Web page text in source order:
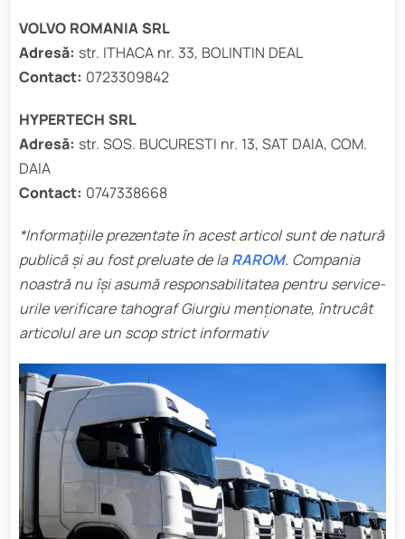
VOLVO ROMANIA SRL
Adresă: str. ITHACA nr. 33, BOLINTIN DEAL
Contact: 0723309842
HYPERTECH SRL
Adresă: str. SOS. BUCURESTI nr. 13, SAT DAIA, COM.
DAIA
Contact: 0747338668
*Informațiile prezentate în acest articol sunt de natură
publică și au fost preluate de laRAROM. Compania
noastră nu își asumă responsabilitatea pentru service-
urile verificare tahograf Giurgiu menționate, întrucât
articolul are un scop strict informativ